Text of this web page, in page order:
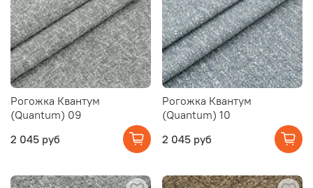
Рогожка Квантум
(Quantum) 09
2 045 руб
Рогожка Квантум
(Quantum) 10
2 045 руб